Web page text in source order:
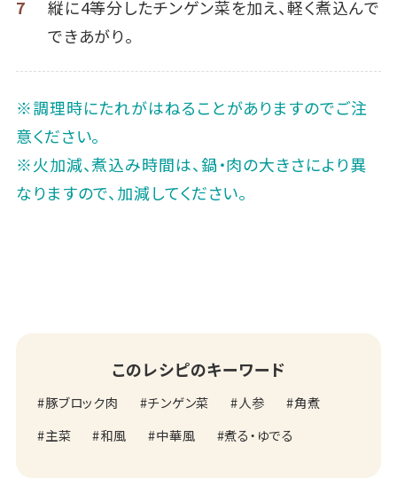
7
縦に4等分したチンゲン菜を加え、軽く煮込んで
できあがり。
※調理時にたれがはねることがありますのでご注
意ください。
※火加減、煮込み時間は、鍋・肉の大きさにより異
なりますので、加減してください。
このレシピのキーワード
豚ブロック肉 チンゲン菜 人参
角煮
主菜
和風 中華風 煮る・ゆでる